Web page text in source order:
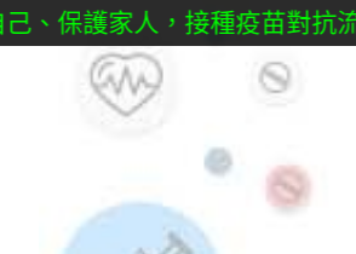
接種疫苗對抗流感，降低